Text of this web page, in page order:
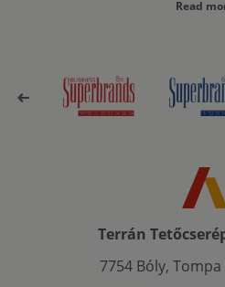
Read
Terrán
7754 Bóly,